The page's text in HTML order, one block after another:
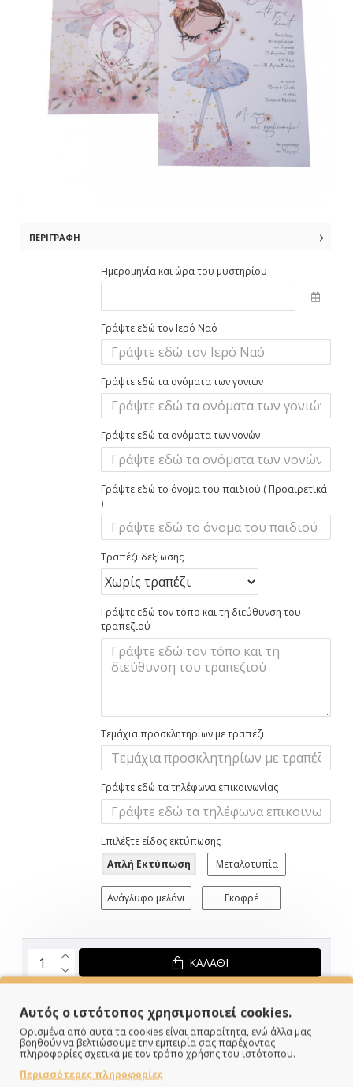
ΠΕΡΙΓΡΑΦΉ
ΣΕ ΑΠΟΘΕΜΑ
Brand:My Mastoras
1.82€
Ημερομηνία και ώρα του μυστηρίου
Γράψτε εδώ τον Ιερό Ναό
Γράψτε εδώ τα ονόματα των γονιών
Γράψτε εδώ τα ονόματα των νονών
Γράψτε εδώ το όνομα του παιδιού ( Προαιρετικά
)
Τραπέζι δεξίωσης
Γράψτε εδώ τον τόπο και τη διεύθυνση του
τραπεζιού
Τεμάχια προσκλητηρίων με τραπέζι
Γράψτε εδώ τα τηλέφωνα επικοινωνίας
Επιλέξτε είδος εκτύπωσης
Απλή Εκτύπωση
Μεταλοτυπία
Ανάγλυφο μελάνι Γκοφρέ
ΚΑΛΆΘΙ
Αυτός ο ιστότοπος χρησιμοποιεί cookies.
Ορισμένα από αυτά τα cookies είναι απαραίτητα, ενώ άλλα μας
βοηθούν να βελτιώσουμε την εμπειρία σας παρέχοντας
πληροφορίες σχετικά με τον τρόπο χρήσης του ιστότοπου.
Περισσότερες πληροφορίες